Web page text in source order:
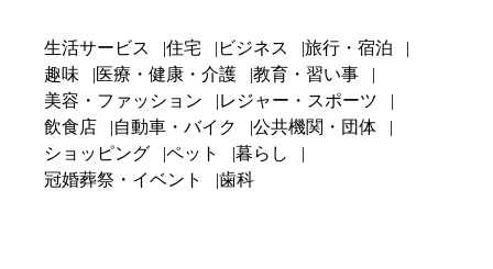
生活サービス 住宅 ビジネス
旅行・宿泊
趣味
医療・健康・介護
教育・習い事
美容・ファッション
レジャー・スポーツ
飲食店
自動車・バイク
公共機関・団体
ショッピング
ペット
暮らし
冠婚葬祭・イベント
歯科